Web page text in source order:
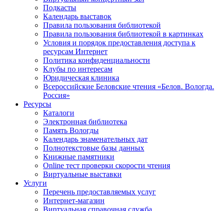
Подкасты
Календарь выставок
Правила пользования библиотекой
Правила пользования библиотекой в картинках
Условия и порядок предоставления доступа к
ресурсам Интернет
Политика конфиденциальности
Клубы по интересам
Юридическая клиника
Всероссийские Беловские чтения «Белов. Вологда.
Россия»
Ресурсы
Каталоги
Электронная библиотека
Память Вологды
Календарь знаменательных дат
Полнотекстовые базы данных
Книжные памятники
Online тест проверки скорости чтения
Виртуальные выставки
Услуги
Перечень предоставляемых услуг
Интернет-магазин
Виртуальная справочная служба